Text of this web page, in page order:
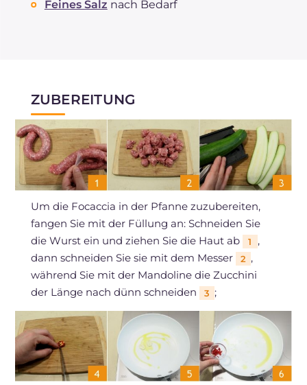
Feines Salz nach Bedarf
ZUBEREITUNG
Um die Focaccia in der Pfanne zuzubereiten,
fangen Sie mit der Füllung an: Schneiden Sie
die Wurst ein und ziehen Sie die Haut ab
1
,
dann schneiden Sie sie mit dem Messer
2 ,
während Sie mit der Mandoline die Zucchini
der Länge nach dünn schneiden
3 ;